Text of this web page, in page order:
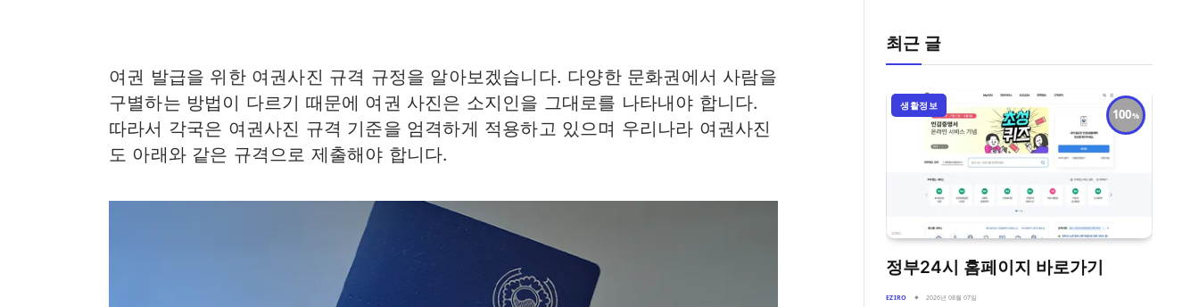
여권 발급을 위한 여권사진 규격 규정을 알아보겠습니다. 다양한 문화권에서 사람을
구별하는 방법이 다르기 때문에 여권 사진은 소지인을 그대로를 나타내야 합니다.
따라서 각국은 여권사진 규격 기준을 엄격하게 적용하고 있으며 우리나라 여권사진
도 아래와 같은 규격으로 제출해야 합니다.
최근 글
100
생활정보
정부24시 홈페이지 바로가기
EZIRO 2026년 08월 07일